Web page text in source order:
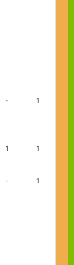
- 1
1 1
- 1